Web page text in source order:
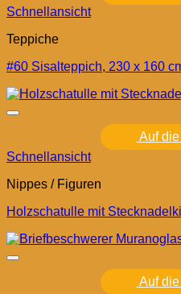
Schnellansicht
Teppiche
#60 Sisalteppich, 230 x 160
Auf
Schnellansicht
Nippes / Figuren
Holzschatulle mit
Auf